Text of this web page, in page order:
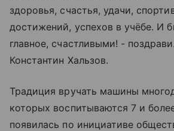
здоровья, счастья, удачи,
достижений, успехов в учёбе. И
главное, счастливыми! -
Константин Хальзов.
Традиция вручать машины
которых воспитываются 7 и
появилась по инициативе